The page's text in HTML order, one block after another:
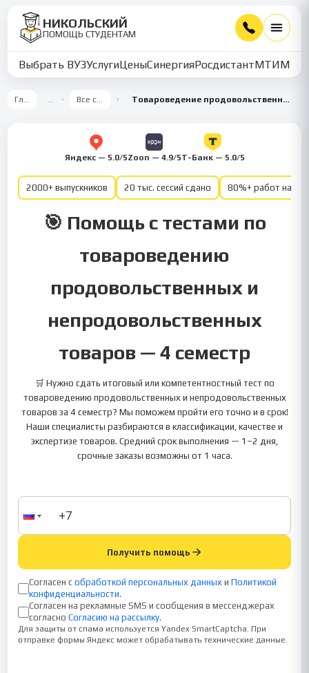
НИКОЛЬСКИЙ
ПОМОЩЬ СТУДЕНТАМ
Выбрать ВУЗУслугиЦеныСинергияРосдистантМТИММУ
Главная … Все семестры Товароведение продовольственных и непродовольственных товаров 4 семестр
Яндекс — 5.0/5Zoon — 4.9/5Т-Банк — 5.0/5
2000+ выпускников 20 тыс. сессий сдано 80%+ работ на
🎯 Помощь с тестами по
товароведению
продовольственных и
непродовольственных
товаров — 4 семестр
🛒 Нужно сдать итоговый или компетентностный тест по
товароведению продовольственных и непродовольственных
товаров за 4 семестр? Мы поможем пройти его точно и в срок!
Наши специалисты разбираются в классификации, качестве и
экспертизе товаров. Средний срок выполнения — 1–2 дня,
срочные заказы возможны от 1 часа.
Получить помощь
Согласен с обработкой персональных данных и Политикой
конфиденциальности.
Согласен на рекламные SMS и сообщения в мессенджерах
согласно Согласию на рассылку.
Для защиты от спама используется Yandex SmartCaptcha. При
отправке формы Яндекс может обрабатывать технические данные.